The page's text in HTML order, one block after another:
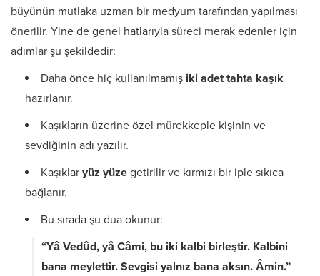
büyünün mutlaka uzman bir medyum tarafından yapılması
önerilir. Yine de genel hatlarıyla süreci merak edenler için
adımlar şu şekildedir:
Daha önce hiç kullanılmamış iki adet tahta kaşık
hazırlanır.
Kaşıkların üzerine özel mürekkeple kişinin ve
sevdiğinin adı yazılır.
Kaşıklar yüz yüze getirilir ve kırmızı bir iple sıkıca
bağlanır.
Bu sırada şu dua okunur:
“Yâ Vedûd, yâ Câmi, bu iki kalbi birleştir. Kalbini
bana meylettir. Sevgisi yalnız bana aksın. Âmin.”